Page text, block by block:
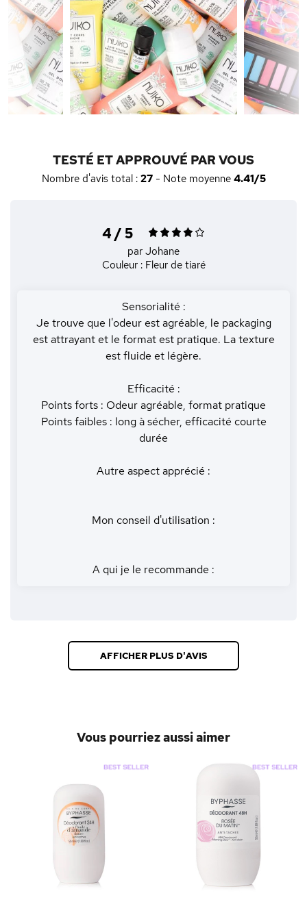
TESTÉ ET APPROUVÉ PAR VOUS
Nombre d'avis total : 27- Note moyenne 4.41/5
4 / 5
par Johane
Couleur : Fleur de tiaré
Sensorialité :
Je trouve que l'odeur est agréable, le packaging
est attrayant et le format est pratique. La texture
est fluide et légère.
Efficacité :
Points forts : Odeur agréable, format pratique
Points faibles : long à sécher, efficacité courte
durée
Autre aspect apprécié :
Mon conseil d'utilisation :
A qui je le recommande :
AFFICHER PLUS D'AVIS
Vous pourriez aussi aimer